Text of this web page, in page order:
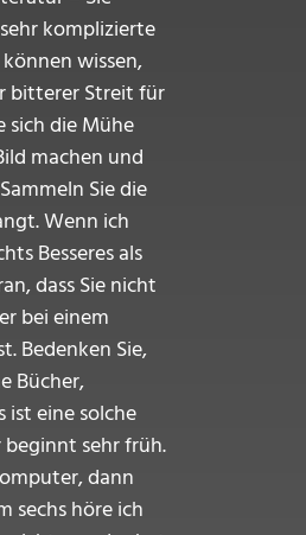
komplizierte
wissen,
bitterer Streit für
die Mühe
machen und
Sie die
Wenn ich
Besseres als
dass Sie nicht
bei einem
Bedenken Sie,
Bücher,
ist eine solche
beginnt sehr früh.
dann
sechs höre ich